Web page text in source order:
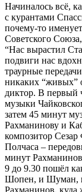
Начиналось всё,
с курантами
почему-то
Советского
“Нас вырастил
подвиги нас
траурные
никаких “живых”
диктор. В первый
музыки
затем 45 минут
Рахманинову и
композитор Сезар
Полчаса –
минут
9 до 9.30 пошёл
Шопен, и Шуман,
Рахманинов, куда